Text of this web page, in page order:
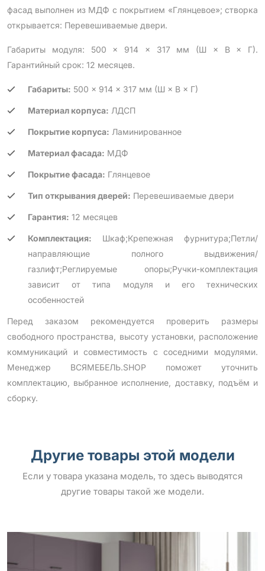
фасад выполнен из МДФ с покрытием «Глянцевое»; створка
открывается: Перевешиваемые двери.
Габариты модуля: 500 × 914 × 317 мм (Ш × В × Г).
Гарантийный срок: 12 месяцев.
Габариты: 500 × 914 × 317 мм (Ш × В × Г)
Материал корпуса: ЛДСП
Покрытие корпуса: Ламинированное
Материал фасада: МДФ
Покрытие фасада: Глянцевое
Тип открывания дверей: Перевешиваемые двери
Гарантия: 12 месяцев
Комплектация: Шкаф;Крепежная фурнитура;Петли/
направляющие полного выдвижения/
газлифт;Реглируемые опоры;Ручки-комплектация
зависит от типа модуля и его технических
особенностей
Перед заказом рекомендуется проверить размеры
свободного пространства, высоту установки, расположение
коммуникаций и совместимость с соседними модулями.
Менеджер ВСЯМЕБЕЛЬ.SHOP поможет уточнить
комплектацию, выбранное исполнение, доставку, подъём и
сборку.
Другие товары этой модели
Если у товара указана модель, то здесь выводятся
другие товары такой же модели.